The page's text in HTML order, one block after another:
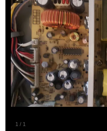
1 / 1